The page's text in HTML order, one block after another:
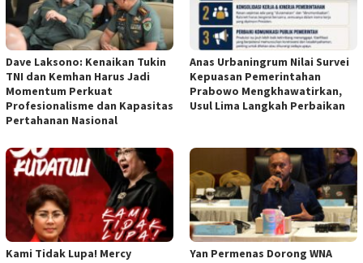
Dave Laksono: Kenaikan Tukin
TNI dan Kemhan Harus Jadi
Momentum Perkuat
Profesionalisme dan Kapasitas
Pertahanan Nasional
Anas Urbaningrum Nilai Survei
Kepuasan Pemerintahan
Prabowo Mengkhawatirkan,
Usul Lima Langkah Perbaikan
Kami Tidak Lupa! Mercy
Yan Permenas Dorong WNA